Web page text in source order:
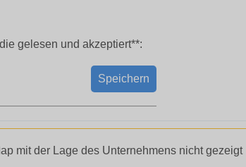
gelesen und akzeptiert**:
Speichern
mit der Lage des Unternehmens nicht gezeigt